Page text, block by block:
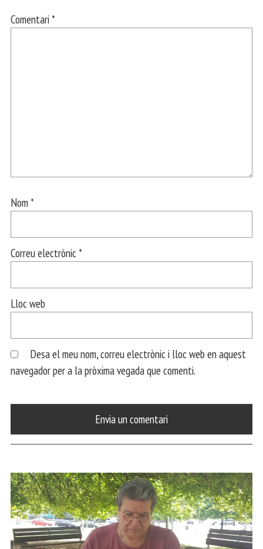
Comentari *
Nom *
Correu electrònic *
Lloc web
Desa el meu nom, correu electrònic i lloc web en aquest
navegador per a la pròxima vegada que comenti.